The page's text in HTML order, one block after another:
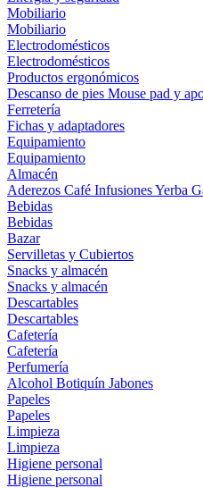
Mobiliario
Mobiliario
Electrodomésticos
Electrodomésticos
Productos ergonómicos
Descanso de pies Mouse pad y
Ferretería
Fichas y adaptadores
Equipamiento
Equipamiento
Almacén
Aderezos Café InfusionesYerba
Bebidas
Bebidas
Bazar
Servilletas y Cubiertos
Snacks y almacén
Snacks y almacén
Descartables
Descartables
Cafetería
Cafetería
Perfumería
Alcohol Botiquín Jabones
Papeles
Papeles
Limpieza
Limpieza
Higiene personal
Higiene personal